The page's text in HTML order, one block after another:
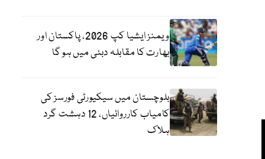
ویمنز ایشیا کپ 2026، پاکستان اور
بھارت کا مقابلہ دبئی میں ہو گا
بلوچستان میں سیکیورٹی فورسز کی
کامیاب کارروائیاں، 12 دہشت گرد
ہلاک